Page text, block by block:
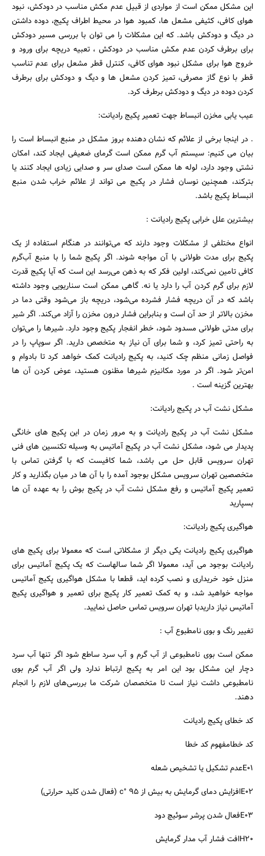
این مشکل ممکن است از مواردی از قبیل عدم مکش مناسب در دودکش، نبود
هوای کافی، کثیفی مشعل ها، کمبود هوا در محیط اطراف پکیج، دوده داشتن
در دیگ و دودکش باشد. که این مشکلات را می توان با بررسی مسیر دودکش
برای برطرف کردن عدم مکش مناسب در دودکش ، تعبیه دریچه برای ورود و
خروج هوا برای مشکل نبود هوای کافی، کنترل قطر مشعل برای عدم تناسب
قطر با نوع گاز مصرفی، تمیز کردن مشعل ها و دیگ و دودکش برای برطرف
کردن دوده در دیگ و دودکش برطرف کرد.
عیب یابی مخزن انبساط جهت تعمیر پکیج رادیانت:
. در اینجا برخی از علائم که نشان دهنده بروز مشکل در منبع انبساط است را
بیان می کنیم: سیستم آب گرم ممکن است گرمای ضعیفی ایجاد کند، امکان
نشتی وجود دارد، لوله ها ممکن است صدای سر و صدایی زیادی ایجاد کنند یا
بترکند، همچنین نوسان فشار در پکیج می تواند از علائم خراب شدن منبع
انبساط پکیج باشد.
بیشترین علل خرابی پکیج رادیانت :
انواع مختلفی از مشکلات وجود دارند که می‌توانند در هنگام استفاده از یک
پکیج برای مدت طولانی با آن مواجه شوند. اگر پکیج شما را با منبع آب‌گرم
کافی تامین نمی‌کند، اولین فکر که به ذهن می‌رسد این است که آیا پکیج قدرت
لازم برای گرم کردن آب را دارد یا نه. گاهی ممکن است سناریویی وجود داشته
باشد که در آن دریچه فشار فشرده می‌شود، دریچه باز می‌شود وقتی دما در
مخزن بالاتر از حد آن است و بنابراین فشار درون مخزن را آزاد می‌کند. اگر شیر
برای مدتی طولانی مسدود شود، خطر انفجار پکیج وجود دارد. شیرها را می‌توان
به راحتی تمیز کرد، و شما برای آن نیاز به متخصص دارید. اگر سوپاپ را در
فواصل زمانی منظم چک کنید، به پکیج رادیانت کمک خواهد کرد تا بادوام و
امن‌تر شود. اگر در مورد مکانیزم شیرها مظنون هستید، عوض کردن آن ها
بهترین گزینه است .
مشکل نشت آب در پکیج رادیانت:
مشکل نشت آب در پکیج رادیانت و به مرور زمان در این پکیج های خانگی
پدیدار می شود، مشکل نشت آب در پکیج آماتیس به وسیله تکنسین های فنی
تهران سرویس قابل حل می باشد، شما کافیست که با گرفتن تماس با
متخصصین تهران سرویس مشکل بوجود آمده را با آن ها در میان بگذارید و کار
تعمیر پکیج آماتیس و رفع مشکل نشت آب در پکیج بوش را به عهده آن ها
بسپارید
هواگیری پکیج رادیانت:
هواگیری پکیج رادیانت یکی دیگر از مشکلاتی است که معمولا برای پکیج های
رادیانت بوجود می آید، معمولا اگر شما سالهاست که یک پکیج آماتیس برای
منزل خود خریداری و نصب کرده اید، قطعا با مشکل هواگیری پکیج آماتیس
مواجه خواهید شد، و به کمک تعمیر کار پکیج برای تعمیر و هواگیری پکیج
آماتیس نیاز داریدبا تهران سرویس تماس حاصل نمایید.
تغییر رنگ و بوی نامطبوع آب :
ممکن است بوی نامطبوعی از آب گرم و آب سرد ساطع شود اگر تنها آب سرد
دچار این مشکل بود این امر به پکیج ارتباط ندارد ولی اگر آب گرم بوی
نامطبوعی داشت نیاز است تا متخصصان شرکت ما بررسی‌های لازم را انجام
دهند.
کد خطای پکیج رادیانت
کد خطامفهوم کد خطا
E01عدم تشکیل یا تشخیص شعله
E02افزایش دمای گرمایش به بیش از 95 °c (فعال شدن کلید حرارتی)
E03فعال شدن پرشر سوئیچ دود
H20افت فشار آب مدار گرمایش